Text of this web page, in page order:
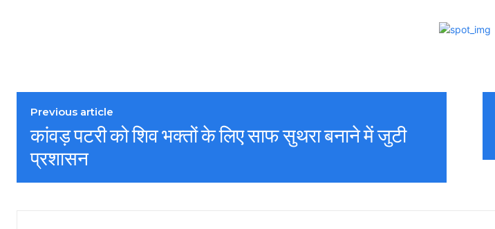
Previous article
कांवड़ पटरी को शिव भक्तों के लिए साफ सुथरा बनाने में जुटी
प्रशासन